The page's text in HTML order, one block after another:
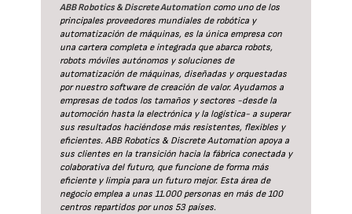
ABB Robotics & Discrete Automationcomo uno de los
principales proveedores mundiales de robótica y
automatización de máquinas, es la única empresa con
una cartera completa e integrada que abarca robots,
robots móviles autónomos y soluciones de
automatización de máquinas, diseñadas y orquestadas
por nuestro software de creación de valor. Ayudamos a
empresas de todos los tamaños y sectores -desde la
automoción hasta la electrónica y la logística- a superar
sus resultados haciéndose más resistentes, flexibles y
eficientes. ABB Robotics & Discrete Automation apoya a
sus clientes en la transición hacia la fábrica conectada y
colaborativa del futuro, que funcione de forma más
eficiente y limpia para un futuro mejor. Esta área de
negocio emplea a unas 11.000 personas en más de 100
centros repartidos por unos 53 países.